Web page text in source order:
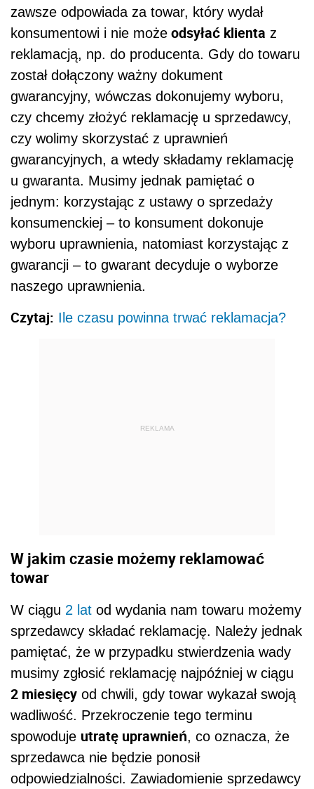
zawsze odpowiada za towar, który wydał
konsumentowi i nie może odsyłać klienta z
reklamacją, np. do producenta. Gdy do towaru
został dołączony ważny dokument
gwarancyjny, wówczas dokonujemy wyboru,
czy chcemy złożyć reklamację u sprzedawcy,
czy wolimy skorzystać z uprawnień
gwarancyjnych, a wtedy składamy reklamację
u gwaranta. Musimy jednak pamiętać o
jednym: korzystając z ustawy o sprzedaży
konsumenckiej – to konsument dokonuje
wyboru uprawnienia, natomiast korzystając z
gwarancji – to gwarant decyduje o wyborze
naszego uprawnienia.
Czytaj: Ile czasu powinna trwać reklamacja?
REKLAMA
W jakim czasie możemy reklamować
towar
W ciągu 2 lat od wydania nam towaru możemy
sprzedawcy składać reklamację. Należy jednak
pamiętać, że w przypadku stwierdzenia wady
musimy zgłosić reklamację najpóźniej w ciągu
2 miesięcy od chwili, gdy towar wykazał swoją
wadliwość. Przekroczenie tego terminu
spowoduje utratę uprawnień, co oznacza, że
sprzedawca nie będzie ponosił
odpowiedzialności. Zawiadomienie sprzedawcy